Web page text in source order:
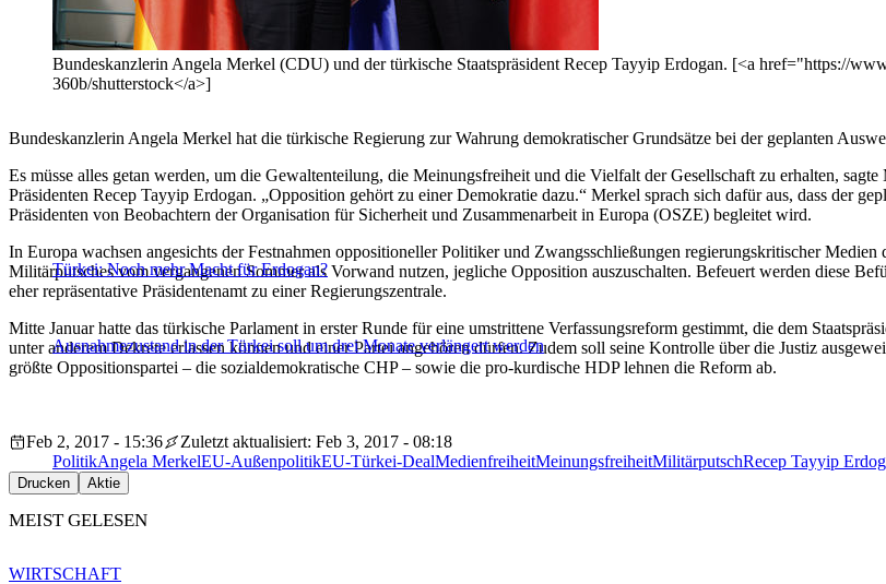
Bundeskanzlerin Angela Merkel (CDU) und der türkische Staatspräsident Recep Tayyip Erdogan. [<a href="https://
360b/shutterstock</a>]
Bundeskanzlerin Angela Merkel hat die türkische Regierung zur Wahrung demokratischer Grundsätze bei der geplanten
Es müsse alles getan werden, um die Gewaltenteilung, die Meinungsfreiheit und die Vielfalt der Gesellschaft zu erhalten,
Präsidenten Recep Tayyip Erdogan. „Opposition gehört zu einer Demokratie dazu.“ Merkel sprach sich dafür aus, dass der
Präsidenten von Beobachtern der Organisation für Sicherheit und Zusammenarbeit in Europa (OSZE) begleitet wird.
Türkei: Noch mehr Macht für Erdogan?
In Europa wachsen angesichts der Festnahmen oppositioneller Politiker und Zwangsschließungen regierungskritischer
Militärputsches vom vergangenen Sommer als Vorwand nutzen, jegliche Opposition auszuschalten. Befeuert werden diese
eher repräsentative Präsidentenamt zu einer Regierungszentrale.
Ausnahmezustand in der Türkei soll um drei Monate verlängert werden
Mitte Januar hatte das türkische Parlament in erster Runde für eine umstrittene Verfassungsreform gestimmt, die dem
unter anderem Dekrete erlassen können und einer Partei angehören dürfen. Zudem soll seine Kontrolle über die Justiz
größte Oppositionspartei – die sozialdemokratische CHP – sowie die pro-kurdische HDP lehnen die Reform ab.
Feb 2, 2017 - 15:36
Zuletzt aktualisiert: Feb 3, 2017 - 08:18
PolitikAngela MerkelEU-AußenpolitikEU-Türkei-DealMedienfreiheitMeinungsfreiheitMilitärputschRecep Tayyip
Drucken Aktie
MEIST GELESEN
WIRTSCHAFT